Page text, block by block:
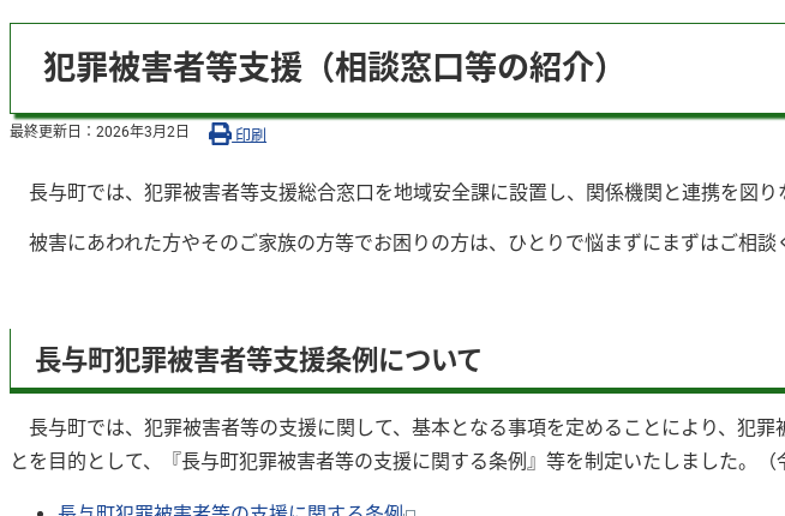
犯罪被害者等支援（相談窓口等の紹介）
最終更新日： 2026年3月2日 印刷
長与町では、犯罪被害者等支援総合窓口を地域安全課に設置し、関係機関と連携を図り
被害にあわれた方やそのご家族の方等でお困りの方は、ひとりで悩まずにまずはご相談
長与町犯罪被害者等支援条例について
長与町では、犯罪被害者等の支援に関して、基本となる事項を定めることにより、犯
とを目的として、『長与町犯罪被害者等の支援に関する条例』等を制定いたしました。（